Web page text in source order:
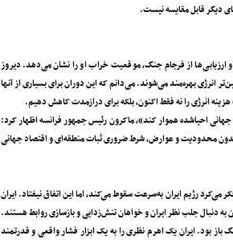
دیگر قابل مقایسه نیست.
از فرجام جنگ، موقعیت خراب او را نشان می‌دهد. دیروز
انرژی بهره‌مند می‌شوند. می‌دانم که این دوران برای بسیاری از آنها
انرژی را نه فقط اکنون، بلکه برای درازمدت کاهش دهیم.
جهانی احیا‌شده هموار کند»، ماکرون رئیس جمهور فرانسه اظهار کرد:
بدون محدودیت و عوارض، شرط ضروری ثبات منطقه‌ای و اقتصاد جهانی
رژیم ایران به‌سرعت سقوط می‌کند، اما این اتفاق نیفتاد. ایران
دنبال جلب نظر ایران و خواهان تنش‌زدایی و بازسازی روابط هستند.
بود. ایران یک اهرم نظری را به یک ابزار فشار واقعی و قدرتمند